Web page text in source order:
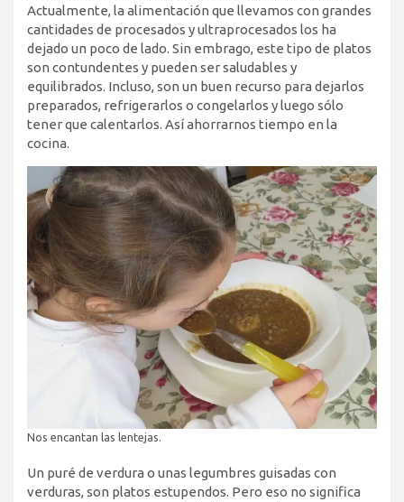
Actualmente, la alimentación que llevamos con grandes
cantidades de procesados y ultraprocesados los ha
dejado un poco de lado. Sin embrago, este tipo de platos
son contundentes y pueden ser saludables y
equilibrados. Incluso, son un buen recurso para dejarlos
preparados, refrigerarlos o congelarlos y luego sólo
tener que calentarlos. Así ahorrarnos tiempo en la
cocina.
Nos encantan las lentejas.
Un puré de verdura o unas legumbres guisadas con
verduras, son platos estupendos. Pero eso no significa